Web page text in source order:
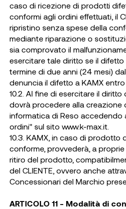
caso di ricezione di prodotti
conformi agli ordini effettuati, il
ripristino senza spese della
mediante riparazione o
sia comprovato il
esercitare tale diritto se il
termine di due anni (24 mesi)
denuncia il difetto a KAMX
10.2. Al fine di esercitare il
dovrà procedere alla creazione
informatica di Reso accedendo
ordini" sul sito www.k-max.it.
10.3. KAMX, in caso di prodotto
conforme, provvederà, a
ritiro del prodotto,
del CLIENTE, ovvero anche
Concessionari del Marchio
ARTICOLO 11 - Modalità di